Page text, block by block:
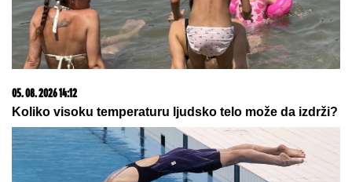
"Toliko želiš da vidimo tvoje
INTIMNE DELOVE": Poznatu glumicu
ucenjivali GOLIM FOTOGRAFIJAMA,
ŠOK